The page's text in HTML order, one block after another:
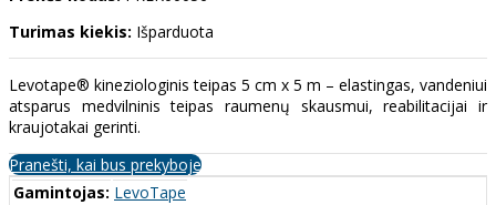
Turimas kiekis: Išparduota
Levotape® kineziologinis teipas 5 cm x 5 m – elastingas, vandeniui
atsparus medvilninis teipas raumenų skausmui, reabilitacijai ir
kraujotakai gerinti.
Pranešti, kai bus prekyboje
Gamintojas: LevoTape